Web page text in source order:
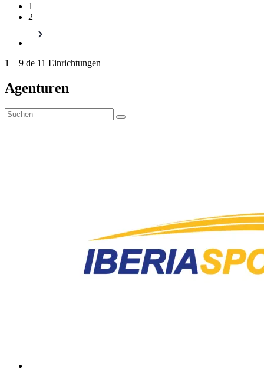
1
2
1 – 9 de 11 Einrichtungen
Agenturen